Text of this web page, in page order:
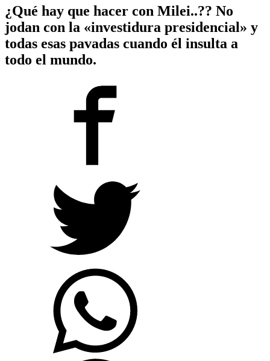
¿Qué hay que hacer con Milei..?? No
jodan con la «investidura presidencial» y
todas esas pavadas cuando él insulta a
todo el mundo.